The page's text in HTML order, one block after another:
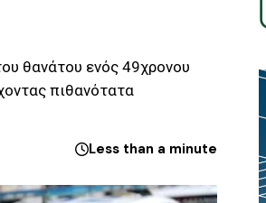
θανάτου ενός 49χρονου
πιθανότατα
Less than a minute